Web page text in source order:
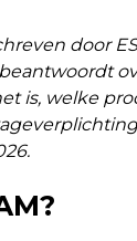
door
is, welke